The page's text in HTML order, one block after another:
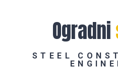
Ogradni
STEEL